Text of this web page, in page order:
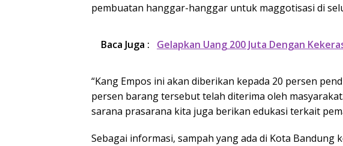
pembuatan hanggar-hanggar untuk maggotisasi di
Baca Juga : Gelapkan Uang 200 Juta Dengan
“Kang Empos ini akan diberikan kepada 20 persen
persen barang tersebut telah diterima oleh
sarana prasarana kita juga berikan edukasi terkait
Sebagai informasi, sampah yang ada di Kota Bandung